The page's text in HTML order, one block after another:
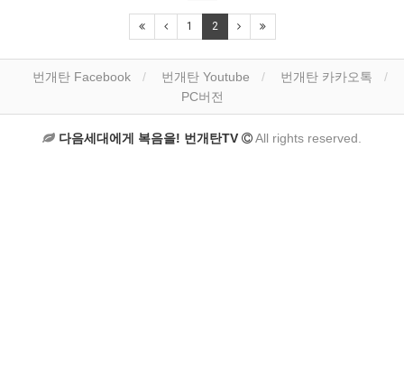
1 2
번개탄 Facebook 번개탄 Youtube
번개탄 카카오톡
PC버전
다음세대에게 복음을! 번개탄TV All rights reserved.